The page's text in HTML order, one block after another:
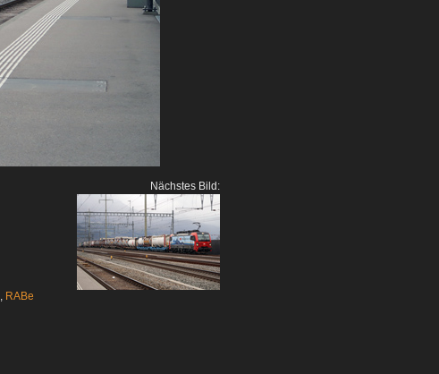
, RABe
Nächstes Bild: